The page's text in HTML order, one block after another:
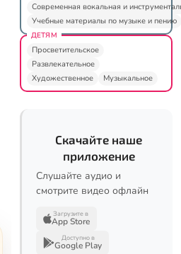
Современная вокальная и
Учебные материалы по музыке и пению
ДЕТЯМ
Просветительское
Развлекательное
Художественное
Музыкальное
Скачайте наше
приложение
Слушайте аудио и
смотрите видео офлайн
Загрузите в
App Store
Доступно в
Google Play